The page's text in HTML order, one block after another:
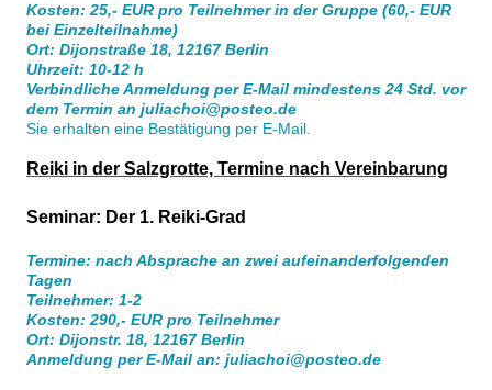
Kosten: 25,- EUR pro Teilnehmer in der Gruppe (60,- EUR
bei Einzelteilnahme)
Ort: Dijonstraße 18, 12167 Berlin
Uhrzeit: 10-12 h
Verbindliche Anmeldung per E-Mail mindestens 24 Std. vor
dem Termin an juliachoi@posteo.de
Sie erhalten eine Bestätigung per E-Mail.
Reiki in der Salzgrotte, Termine nach Vereinbarung
Seminar: Der 1. Reiki-Grad
Termine: nach Absprache an zwei aufeinanderfolgenden
Tagen
Teilnehmer: 1-2
Kosten: 290,- EUR pro Teilnehmer
Ort: Dijonstr. 18, 12167 Berlin
Anmeldung per E-Mail an: juliachoi@posteo.de